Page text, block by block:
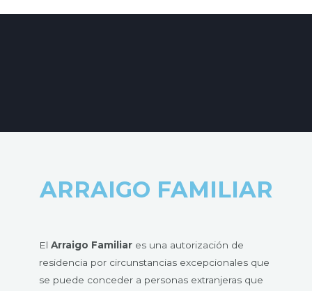
ARRAIGO FAMILIAR
El Arraigo Familiar es una autorización de
residencia por circunstancias excepcionales que
se puede conceder a personas extranjeras que